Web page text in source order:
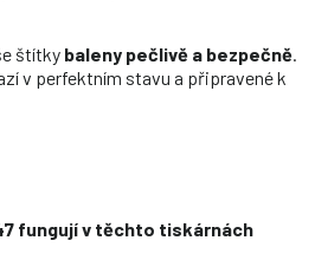
štítky baleny pečlivě a bezpečně
v perfektním stavu a připravené k
fungují v těchto tiskárnách